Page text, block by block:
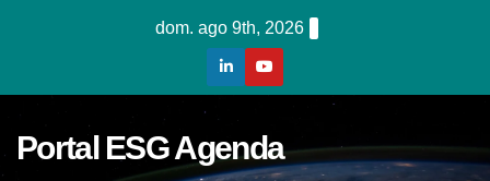
dom. ago 9th, 2026
Portal ESG Agenda